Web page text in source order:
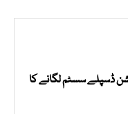
ڈسپلے سسٹم لگانے کا